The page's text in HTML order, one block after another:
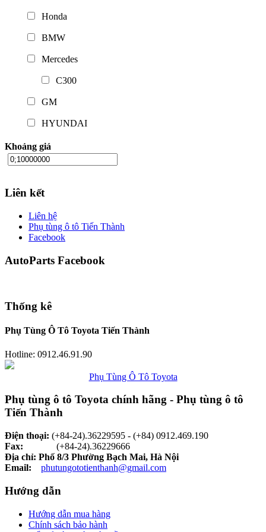
Honda
BMW
Mercedes
C300
GM
HYUNDAI
Khoảng giá
Liên kết
Liên hệ
Phụ tùng ô tô Tiến Thành
Facebook
AutoParts Facebook
Thống kê
Phụ Tùng Ô Tô Toyota Tiến Thành
Hotline: 0912.46.91.90
Phụ Tùng Ô Tô Toyota
Phụ tùng ô tô Toyota chính hãng - Phụ tùng ô tô
Tiến Thành
Điện thoại: (+84-24).36229595 - (+84) 0912.469.190
Fax: (+84-24).36229666
Địa chỉ: Phố 8/3 Phường Bạch Mai, Hà Nội
Email: phutungototienthanh@gmail.com
Hướng dẫn
Hướng dẫn mua hàng
Chính sách bảo hành